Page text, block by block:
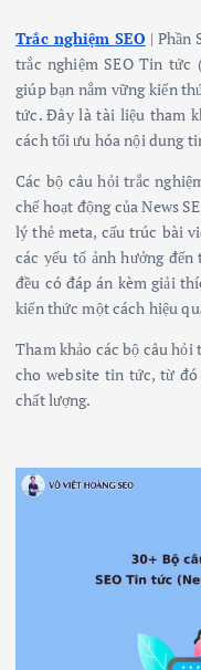
Trắc nghiệm SEO | Phần
trắc nghiệm SEO Tin tức
giúp bạn nắm vững kiến
tức. Đây là tài liệu tham
cách tối ưu hóa nội dung
Các bộ câu hỏi trắc
chế hoạt động của News
lý thẻ meta, cấu trúc bài
các yếu tố ảnh hưởng
đều có đáp án kèm giải
kiến thức một cách hiệu
Tham khảo các bộ câu hỏi
cho website tin tức, từ
chất lượng.